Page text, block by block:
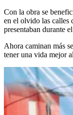
Con la obra se
en el olvido las calles
presentaban durante
Ahora caminan más
tener una vida mejor